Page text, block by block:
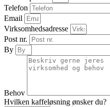
Telefon
Email
Virksomhedsadresse
Post nr.
By
Behov
Hvilken kaffeløsning ønsker du?